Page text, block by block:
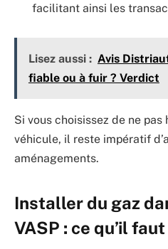
facilitant ainsi les
Lisez aussi : Avis
fiable ou à fuir ? Verdict
Si vous choisissez de ne
véhicule, il reste impératif
aménagements.
Installer du gaz
VASP : ce qu’il